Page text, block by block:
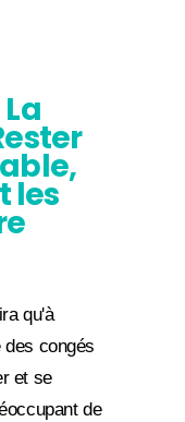
les
qu'à
des congés
et se
de